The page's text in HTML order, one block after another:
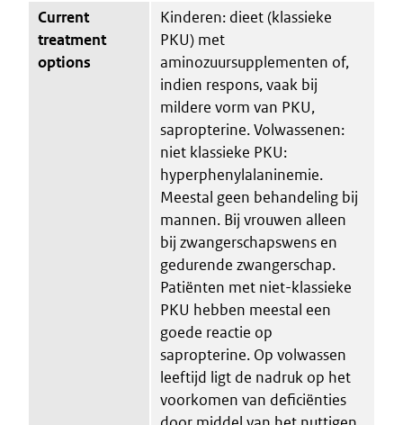
Current
treatment
options
Kinderen: dieet (klassieke
PKU) met
aminozuursupplementen of,
indien respons, vaak bij
mildere vorm van PKU,
sapropterine. Volwassenen:
niet klassieke PKU:
hyperphenylalaninemie.
Meestal geen behandeling bij
mannen. Bij vrouwen alleen
bij zwangerschapswens en
gedurende zwangerschap.
Patiënten met niet-klassieke
PKU hebben meestal een
goede reactie op
sapropterine. Op volwassen
leeftijd ligt de nadruk op het
voorkomen van deficiënties